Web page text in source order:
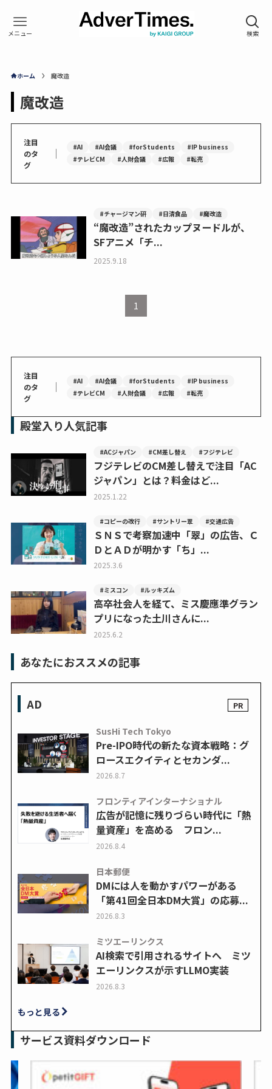
ホーム 魔改造
魔改造
注目
のタ
グ
｜ #AI #AI会議 #forStudents
#IP business
#テレビCM
#人財会議 #広報 #転売
#チャージマン研 #日清食品 #魔改造
“魔改造”されたカップヌードルが、
SFアニメ「チ...
2025.9.18
1
注目
のタ
グ
｜ #AI #AI会議 #forStudents
#IP business
#テレビCM
#人財会議 #広報 #転売
殿堂入り人気記事
#ACジャパン #CM差し替え #フジテレビ
フジテレビのCM差し替えで注目「AC
ジャパン」とは？料金はど...
2025.1.22
#コピーの改行 #サントリー翠 #交通広告
ＳＮＳで考察加速中「翠」の広告、Ｃ
ＤとＡＤが明かす「ち」...
2025.3.6
#ミスコン #ルッキズム
高卒社会人を経て、ミス慶應準グラン
プリになった土川さんに...
2025.6.2
あなたにおススメの記事
AD
SusHi Tech Tokyo
Pre-IPO時代の新たな資本戦略：グ
ロースエクイティとセカンダ...
2026.8.7
フロンティアインターナショナル
広告が記憶に残りづらい時代に「熱
量資産」を高める フロン...
2026.8.4
日本郵便
DMには人を動かすパワーがある
「第41回全日本DM大賞」の応募...
2026.8.3
ミツエーリンクス
AI検索で引用されるサイトへ ミツ
エーリンクスが示すLLMO実装
2026.8.3
もっと見る
サービス資料ダウンロード